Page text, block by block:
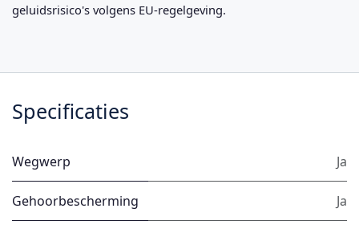
geluidsrisico's volgens EU-regelgeving.
Specificaties
Wegwerp Ja
Gehoorbescherming Ja